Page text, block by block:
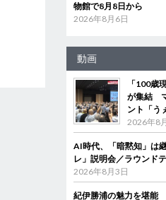
物館で8月8日から
2026年8月6日
動画
「100歳
が集結
ント「う
2026年8
AI時代、「暗黙知」は
レ」説明会／ラウンド
2026年8月3日
紀伊勝浦の魅力を堪能